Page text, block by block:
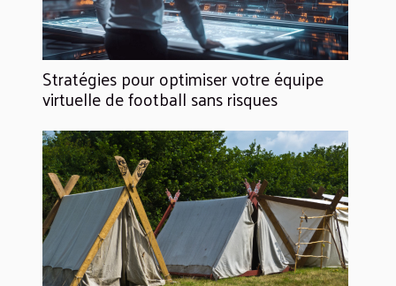
Stratégies pour optimiser votre équipe
virtuelle de football sans risques